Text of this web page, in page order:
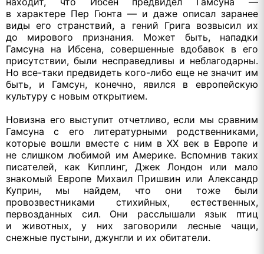
в характере Пер Гюнта — и даже описал заранее
виды его странствий,а гений Грига возвысил их
до мирового признания. Может быть, нападки
Гамсуна на Ибсена, совершенные вдобавок в его
присутствии, были несправедливы и неблагодарны.
Но все-таки предвидеть кого-либо еще не значит им
быть, и Гамсун, конечно, явился в европейскую
культуру с новым открытием.
Новизна его выступит отчетливо, если мы сравним
Гамсунас его литературными родственниками,
которые вошли вместе с ним в XX век в Европе и
не слишком любимой им Америке. Вспомнив таких
писателей, как Киплинг, Джек Лондон или мало
знакомый Европе Михаил Пришвин или Александр
Куприн, мы найдем, что они тоже были
провозвестниками стихийных, естественных,
первозданных сил. Они расслышали язык птиц
и животных,
у них заговорили лесные чащи,
снежные пустыни, джунгли и их обитатели.